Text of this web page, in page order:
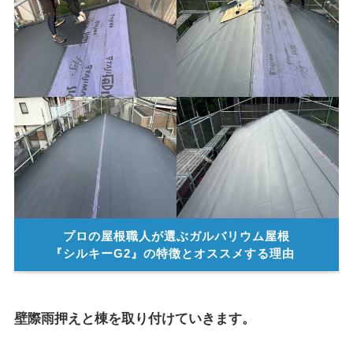
プロの屋根職人が選ぶガルバリウム屋根
『シルキーG2』の特徴とオススメする理由
壁際雨押えと棟を取り付けていきます。